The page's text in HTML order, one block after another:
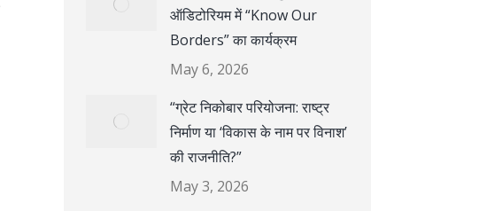
ऑडिटोरियम में “Know Our
Borders” का कार्यक्रम
May 6, 2026
“ग्रेट निकोबार परियोजना: राष्ट्र
निर्माण या ‘विकास के नाम पर विनाश’
की राजनीति?”
May 3, 2026